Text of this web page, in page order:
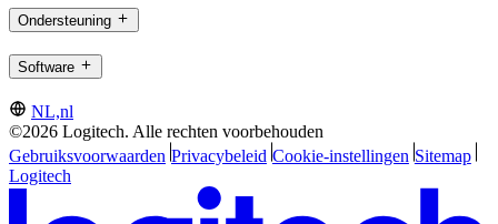
Ondersteuning
Software
NL,nl
©2026 Logitech. Alle rechten voorbehouden
Gebruiksvoorwaarden Privacybeleid Cookie-instellingen Sitemap
Logitech